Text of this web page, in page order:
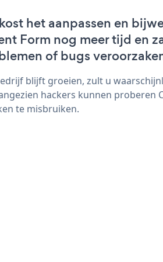
het aanpassen en
Form nog meer tijd en
of bugs
blijft groeien, zult u
hackers kunnen proberen
te misbruiken.